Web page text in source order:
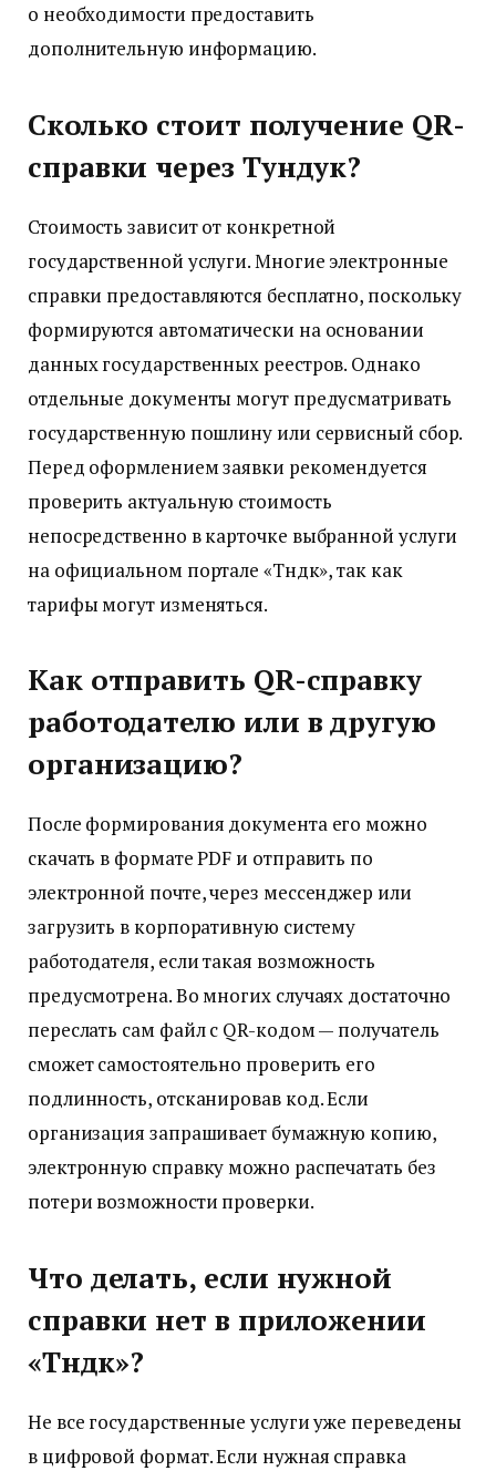
о необходимости предоставить
дополнительную информацию.
Сколько стоит получение QR-
справки через Тундук?
Стоимость зависит от конкретной
государственной услуги. Многие электронные
справки предоставляются бесплатно, поскольку
формируются автоматически на основании
данных государственных реестров. Однако
отдельные документы могут предусматривать
государственную пошлину или сервисный сбор.
Перед оформлением заявки рекомендуется
проверить актуальную стоимость
непосредственно в карточке выбранной услуги
на официальном портале «Түндүк», так как
тарифы могут изменяться.
Как отправить QR-справку
работодателю или в другую
организацию?
После формирования документа его можно
скачать в формате PDF и отправить по
электронной почте, через мессенджер или
загрузить в корпоративную систему
работодателя, если такая возможность
предусмотрена. Во многих случаях достаточно
переслать сам файл с QR-кодом — получатель
сможет самостоятельно проверить его
подлинность, отсканировав код. Если
организация запрашивает бумажную копию,
электронную справку можно распечатать без
потери возможности проверки.
Что делать, если нужной
справки нет в приложении
«Түндүк»?
Не все государственные услуги уже переведены
в цифровой формат. Если нужная справка